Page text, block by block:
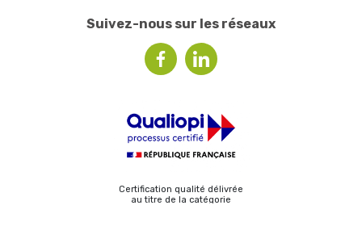
Suivez-nous sur les réseaux
Certification qualité délivrée
au titre de la catégorie